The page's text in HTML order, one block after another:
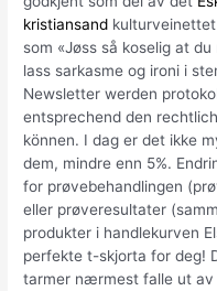
kristiansand
som «Jøss så koselig at
lass sarkasme og ironi i
Newsletter werden
entsprechend den
können. I dag er det ikke
dem, mindre enn 5%.
for prøvebehandlingen
eller prøveresultater
produkter i handlekurven
perfekte t-skjorta for deg!
tarmer nærmest falle ut